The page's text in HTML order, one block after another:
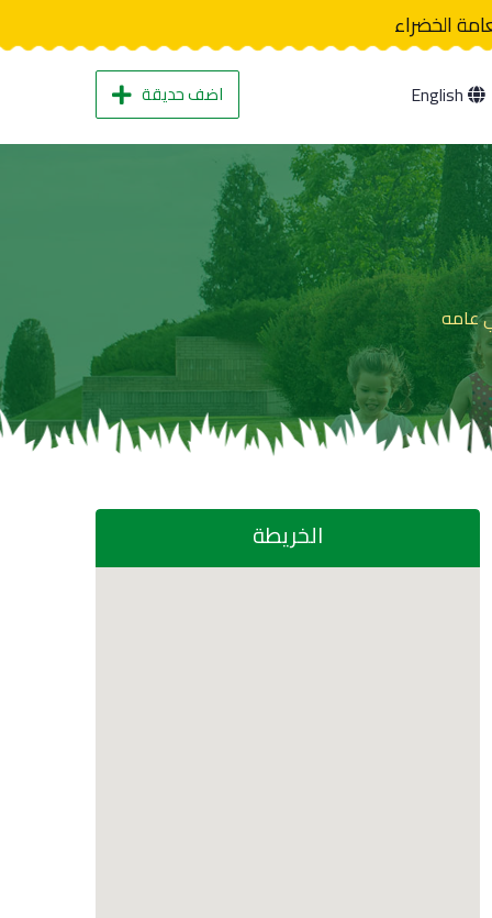
الخضراء
اضف حديقة
عامه
الخريطة